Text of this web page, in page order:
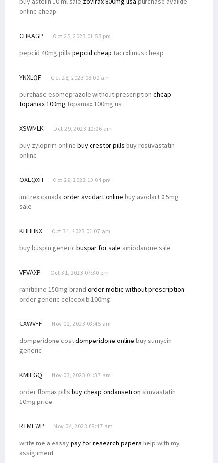
online cheap
CHKAGP Oct 25, 2023 01:55 pm
pepcid 40mg pills pepcid cheap tacrolimus cheap
YNXLQF Oct 28, 2023 08:00 am
purchase esomeprazole without prescription cheap
topamax 100mg topamax 100mg us
XSWMLK Oct 29, 2023 10:06 am
buy zyloprim online buy crestor pills buy rosuvastatin
online
OXEQXH Oct 29, 2023 10:04 pm
imitrex canada order avodart online buy avodart 0.5mg
sale
KHHHNX Oct 31, 2023 02:07 am
buy buspin generic buspar for sale amiodarone sale
VFVAXP Oct 31, 2023 07:30 pm
ranitidine 150mg brand order mobic without prescription
order generic celecoxib 100mg
CXWVFF Nov 02, 2023 03:45 am
domperidone costdomperidone online buy sumycin
generic
KMIEGQ Nov 03, 2023 01:37 am
order flomax pills buy cheap ondansetron simvastatin
10mg price
RTMEWP Nov 04, 2023 08:47 am
write me a essaypay for research papers help with my
assignment